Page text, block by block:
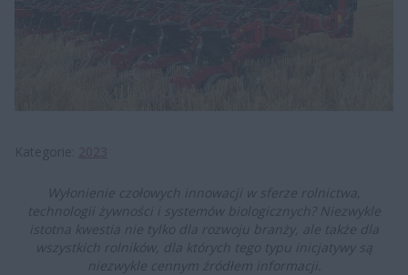
Wyłonienie czołowych innowacji w sferze rolnictwa,
technologii żywności i systemów biologicznych? Niezwykle
istotna kwestia nie tylko dla rozwoju branży, ale także dla
wszystkich rolników, dla których tego typu inicjatywy są
niezwykle cennym źródłem informacji.